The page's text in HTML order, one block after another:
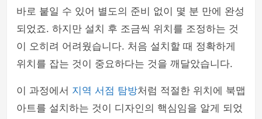
바로 붙일 수 있어 별도의 준비 없이 몇 분 만에 완성
되었죠. 하지만 설치 후 조금씩 위치를 조정하는 것
이 오히려 어려웠습니다. 처음 설치할 때 정확하게
위치를 잡는 것이 중요하다는 것을 깨달았습니다.
이 과정에서 지역 서점 탐방처럼 적절한 위치에 북맵
아트를 설치하는 것이 디자인의 핵심임을 알게 되었